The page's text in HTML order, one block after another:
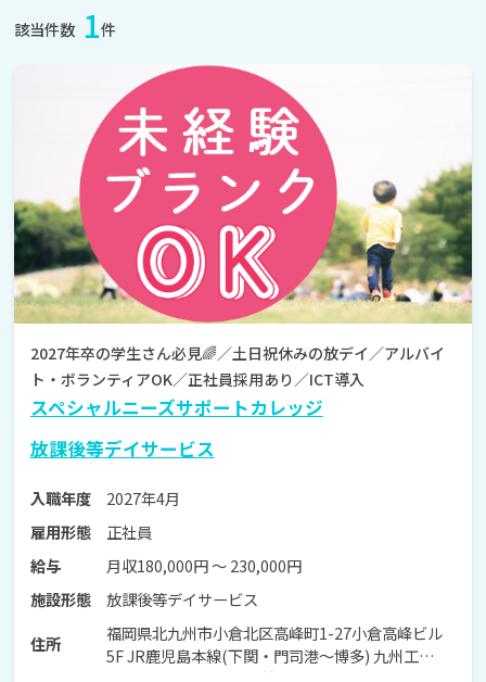
該当件数 1件
2027年卒の学生さん必見🌈／土日祝休みの放デイ／アルバイ
ト・ボランティアOK／正社員採用あり／ICT導入
スペシャルニーズサポートカレッジ
放課後等デイサービス
入職年度
2027年4月
雇用形態
正社員
給与
月収180,000円 〜 230,000円
施設形態
放課後等デイサービス
住所
福岡県北九州市小倉北区高峰町1-27小倉高峰ビル
5F JR鹿児島本線(下関・門司港～博多) 九州工大前